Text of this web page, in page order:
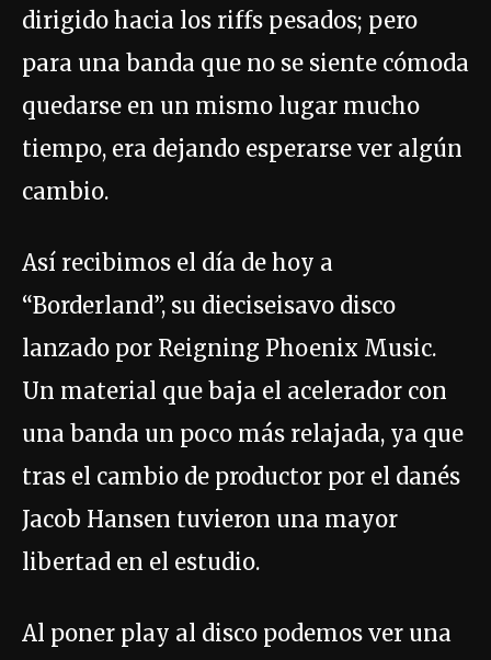
dirigido hacia los riffs pesados; pero
para una banda que no se siente cómoda
quedarse en un mismo lugar mucho
tiempo, era dejando esperarse ver algún
cambio.
Así recibimos el día de hoy a
“Borderland”, su dieciseisavo disco
lanzado por Reigning Phoenix Music.
Un material que baja el acelerador con
una banda un poco más relajada, ya que
tras el cambio de productor por el danés
Jacob Hansen tuvieron una mayor
libertad en el estudio.
Al poner play al disco podemos ver una